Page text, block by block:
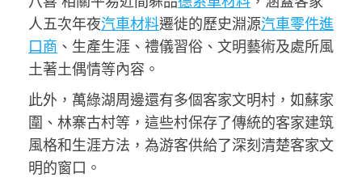
人五次年夜汽車材料遷徙的歷史淵源汽車零件進
口商 、生產生涯、禮儀習俗、文明藝術及處所風
土著土偶情等內容。
此外，萬綠湖周邊還有多個客家文明村，如蘇家
圍、林寨古村等，這些村保存了傳統的客家建筑
風格和生涯方法，為游客供給了深刻清楚客家文
明的窗口。